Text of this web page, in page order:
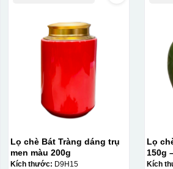
Decal được in xong, sẽ có 1
Lọ chè Bát Tràng dáng trụ
men màu 200g
Kích thước: D9H15
Lọ
150g
Kích